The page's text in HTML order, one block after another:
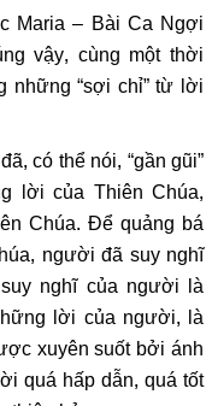
Maria – Bài Ca Ngợi
vậy, cùng một thời
những “sợi chỉ” từ lời
có thể nói, “gần gũi”
lời của Thiên Chúa,
Chúa. Để quảng bá
người đã suy nghĩ
nghĩ của người là
lời của người, là
xuyên suốt bởi ánh
quá hấp dẫn, quá tốt